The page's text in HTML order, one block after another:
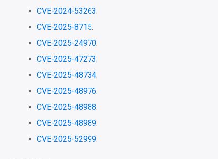
CVE-2024-53263
CVE-2025-8715
CVE-2025-24970
CVE-2025-47273
CVE-2025-48734
CVE-2025-48976
CVE-2025-48988
CVE-2025-48989
CVE-2025-52999